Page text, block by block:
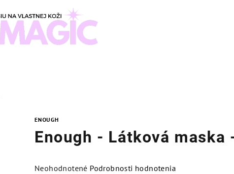
ENOUGH
Enough - Látková maska
Priemerné
Neohodnotené Podrobnosti hodnotenia